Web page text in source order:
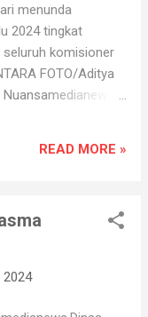
Joko Widodo
untuk memimpin
Gubernur
Menurutnya,
jawab yang
dalam
menunda
2024 tingkat
komisioner
FOTO/Aditya
(28/7). Mulanya,
penghitungan
rapat pleno
kita mulai dari
READ MORE »
2024